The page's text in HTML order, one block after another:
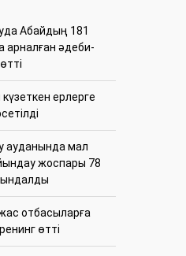
Абайдың 181
әдеби-
ерлерге
ауданында мал
жоспары 78
отбасыларға
өтті